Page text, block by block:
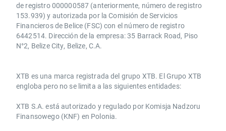
de registro 000000587 (anteriormente, número de registro
153.939) y autorizada por la Comisión de Servicios
Financieros de Belice (FSC) con el número de registro
6442514. Dirección de la empresa: 35 Barrack Road, Piso
N°2, Belize City, Belize, C.A.
​​XTB es una marca registrada del grupo XTB. El Grupo XTB
engloba pero no se limita a las siguientes entidades:
XTB S.A.​ está autorizado y regulado por Komisja Nadzoru
Finansowego (KNF) ​en Polonia.